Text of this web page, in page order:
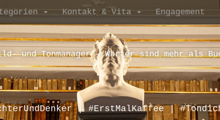
Kontakt & Vita Engagement
und Tonmanager – Wörter sind mehr als
| #ErstMalKaffee |